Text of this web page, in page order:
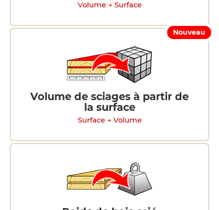
Volume → Surface
Nouveau
Volume de sciages à partir de
la surface
Surface → Volume